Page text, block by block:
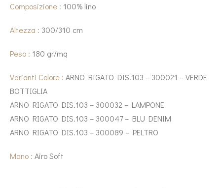
Composizione : 100% lino
Altezza : 300/310 cm
Peso : 180 gr/mq
Varianti Colore : ARNO RIGATO DIS.103 – 300021 – VERDE
BOTTIGLIA
ARNO RIGATO DIS.103 – 300032 – LAMPONE
ARNO RIGATO DIS.103 – 300047 – BLU DENIM
ARNO RIGATO DIS.103 – 300089 – PELTRO
Mano : Airo Soft